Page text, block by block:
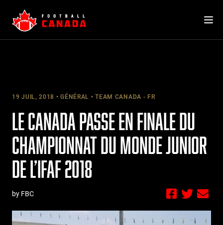
content
19 JUIL, 2018 GÉNÉRAL TEAM CANADA - FR
LE CANADA PASSE EN FINALE DU
CHAMPIONNAT DU MONDE JUNIOR
DE L’IFAF 2018
by FBC